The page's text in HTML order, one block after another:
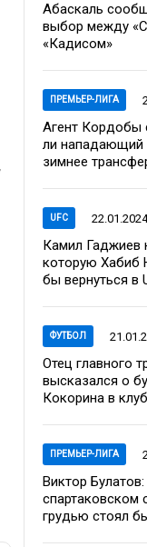
Абаскаль
выбор между
«Кадисом»
ПРЕМЬЕР-ЛИГА
Агент Кордобы
ли нападающий
зимнее
UFC
Камил Гаджиев
которую Хабиб
бы вернуться в
ФУТБОЛ
Отец главного
высказался о
Кокорина в
ПРЕМЬЕР-ЛИГА
Виктор
спартаковском
грудью стоял